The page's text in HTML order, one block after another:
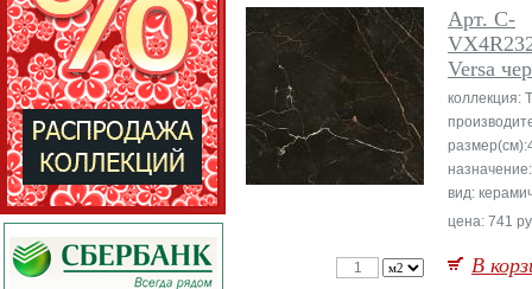
Арт. C-
Versa
коллекция:
вид:
цена: 741
В